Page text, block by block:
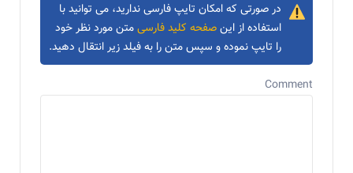
در صورتی که امکان تایپ فارسی ندارید، می توانید با
استفاده از اینصفحه کلید فارسیمتن مورد نظر خود
را تایپ نموده و سپس متن را به فیلد زیر انتقال دهید.
Comment